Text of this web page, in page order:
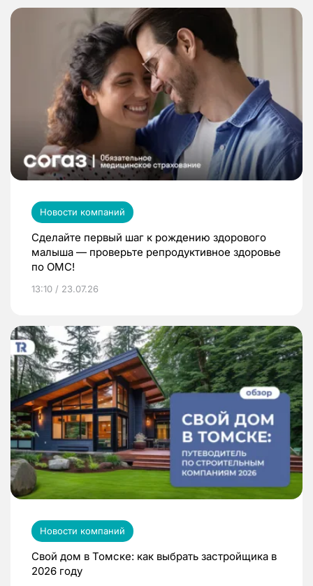
Новости компаний
Сделайте первый шаг к рождению здорового
малыша — проверьте репродуктивное здоровье
по ОМС!
13:10 / 23.07.26
Новости компаний
Свой дом в Томске: как выбрать застройщика в
2026 году